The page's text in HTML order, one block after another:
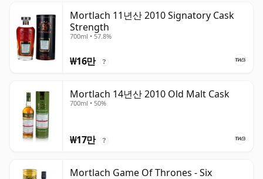
Mortlach 11년산 2010 Signatory Cask
Strength
700ml • 57.8%
₩16만 ?
Mortlach 14년산 2010 Old Malt Cask
700ml • 50%
₩17만 ?
Mortlach Game Of Thrones - Six